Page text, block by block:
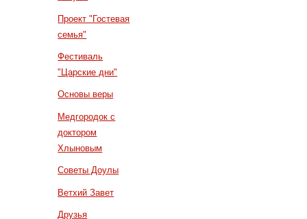
Проект "Гостевая
семья"
Фестиваль
"Царские дни"
Основы веры
Медгородок с
доктором
Хлыновым
Советы Доулы
Ветхий Завет
Друзья